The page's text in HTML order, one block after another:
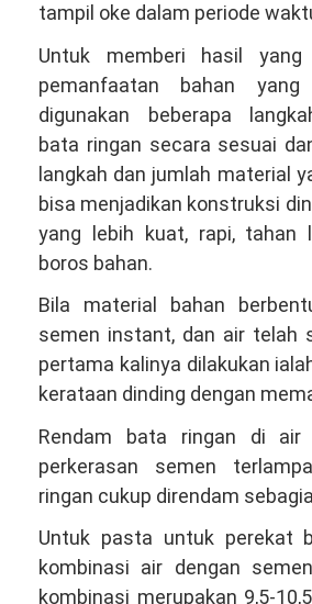
tampil oke dalam periode
Untuk memberi hasil yang
pemanfaatan bahan
digunakan beberapa
bata ringan secara sesuai
langkah dan jumlah material
bisa menjadikan konstruksi
yang lebih kuat, rapi, tahan
boros bahan.
Bila material bahan
semen instant, dan air telah
pertama kalinya dilakukan
kerataan dinding dengan
Rendam bata ringan di air
perkerasan semen
ringan cukup direndam
Untuk pasta untuk perekat
kombinasi air dengan
kombinasi merupakan 9,5-